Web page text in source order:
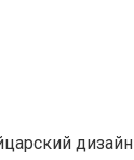
дизайн